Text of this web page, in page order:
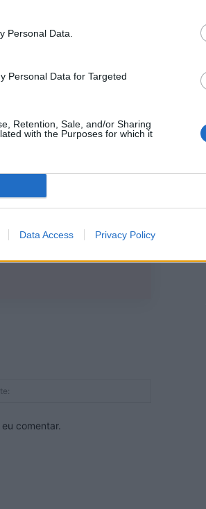
Personal Data.
Personal Data for Targeted
Retention, Sale, and/or Sharing
with the Purposes for which it
Data Access Privacy Policy
Apoiar
comentar.